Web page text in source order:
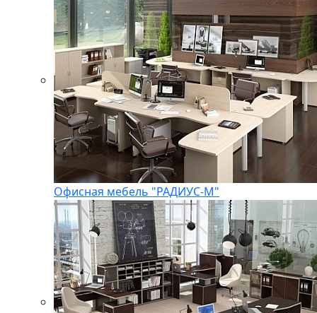
Офисная мебель "РАДИУС-М"